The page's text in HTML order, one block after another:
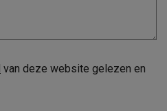
van deze website gelezen en